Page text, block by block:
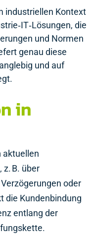
industriellen Kontext
die
und Normen
genau diese
und auf
in
aktuellen
z. B. über
oder
die Kundenbindung
entlang der